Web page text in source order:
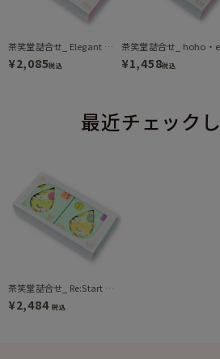
茶笑堂詰合せ_ Elegant 煎茶 / Re:Start 煎茶（DH2-193）
¥2,085税込 ¥1,458税込
最近チェック
茶笑堂詰合せ_ Re:Start 煎茶 / Re:Fresh 煎茶（DH2-230）
¥2,484 税込